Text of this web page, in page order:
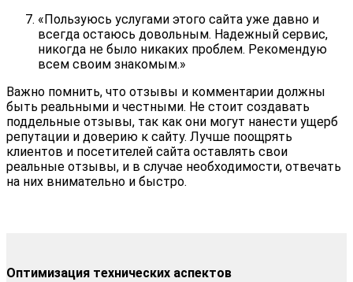
«Пользуюсь услугами этого сайта уже давно и
всегда остаюсь довольным. Надежный сервис,
никогда не было никаких проблем. Рекомендую
всем своим знакомым.»
Важно помнить, что отзывы и комментарии должны
быть реальными и честными. Не стоит создавать
поддельные отзывы, так как они могут нанести ущерб
репутации и доверию к сайту. Лучше поощрять
клиентов и посетителей сайта оставлять свои
реальные отзывы, и в случае необходимости, отвечать
на них внимательно и быстро.
Оптимизация технических аспектов